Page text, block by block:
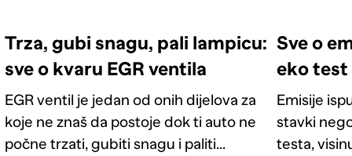
Trza, gubi snagu, pali lampicu:
sve o kvaru EGR ventila
EGR ventil je jedan od onih dijelova za
koje ne znaš da postoje dok ti auto ne
počne trzati, gubiti snagu i paliti
Sve o
eko test
Emisije
stavki
testa,